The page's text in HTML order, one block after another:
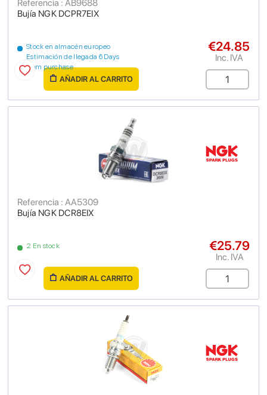
Bujía NGK DCPR7EIX
Referencia : AB9688
Stock en almacén europeo
Estimación de llegada 6 Days
from purchase
€24.85
Inc. IVA
AÑADIR AL CARRITO
Bujía NGK DCR8EIX
Referencia : AA5309
2 En stock €25.79
Inc. IVA
AÑADIR AL CARRITO